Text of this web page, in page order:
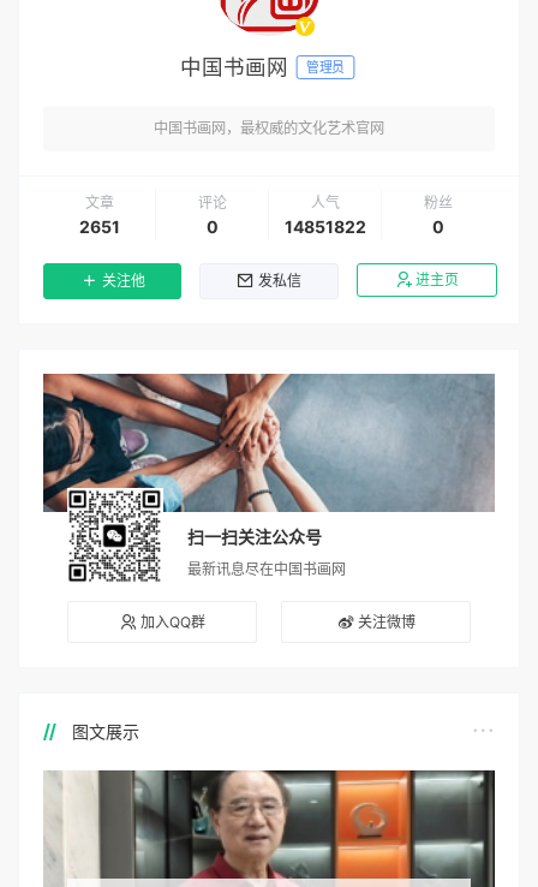
中国书画网 管理员
中国书画网，最权威的文化艺术官网
文章
2651
评论
0
人气
14851822
粉丝
0
关注他 发私信 进主页
扫一扫关注公众号
最新讯息尽在中国书画网
加入QQ群 关注微博
图文展示